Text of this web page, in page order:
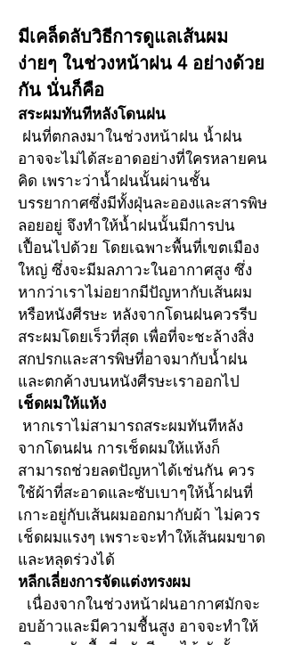
มีเคล็ดลับวิธีการดูแลเส้นผม
ง่ายๆ ในช่วงหน้าฝน 4 อย่างด้วย
กัน นั่นก็คือ
สระผมทันทีหลังโดนฝน
อาจจะไม่ได้สะอาดอย่างที่ใครหลายคน
คิด เพราะว่าน้ำฝนนั้นผ่านชั้น
บรรยากาศซึ่งมีทั้งฝุ่นละอองและสารพิษ
ลอยอยู่ จึงทำให้น้ำฝนนั้นมีการปน
เปื้อนไปด้วย โดยเฉพาะพื้นที่เขตเมือง
ใหญ่ ซึ่งจะมีมลภาวะในอากาศสูง ซึ่ง
หากว่าเราไม่อยากมีปัญหากับเส้นผม
หรือหนังศีรษะ หลังจากโดนฝนควรรีบ
สระผมโดยเร็วที่สุด เพื่อที่จะชะล้างสิ่ง
สกปรกและสารพิษที่อาจมากับน้ำฝน
และตกค้างบนหนังศีรษะเราออกไป
เช็ดผมให้แห้ง
จากโดนฝน การเช็ดผมให้แห้งก็
สามารถช่วยลดปัญหาได้เช่นกัน ควร
ใช้ผ้าที่สะอาดและซับเบาๆให้น้ำฝนที่
เกาะอยู่กับเส้นผมออกมากับผ้า ไม่ควร
เช็ดผมแรงๆ เพราะจะทำให้เส้นผมขาด
และหลุดร่วงได้
หลีกเลี่ยงการจัดแต่งทรงผม
อบอ้าวและมีความชื้นสูง อาจจะทำให้